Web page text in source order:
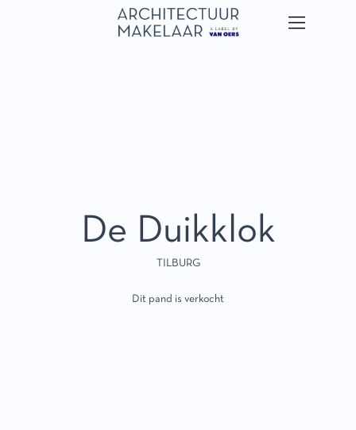
De Duikklok
TILBURG
Dit pand is verkocht